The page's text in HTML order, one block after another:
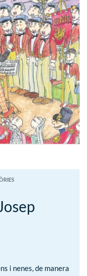
i nenes, de manera